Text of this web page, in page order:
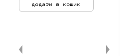
додати в кошик